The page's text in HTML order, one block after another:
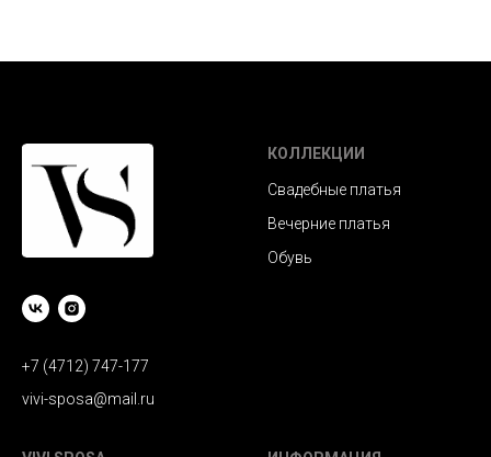
+7 (4712) 747-177
vivi-sposa@mail.ru
КОЛЛЕКЦИИ
Свадебные платья
Вечерние платья
Обувь